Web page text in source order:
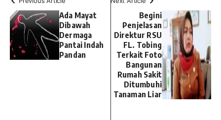
Ada Mayat
Dibawah
Dermaga
Pantai Indah
Pandan
Begini
Penjelasan
Direktur RSU
FL. Tobing
Terkait Foto
Bangunan
Rumah Sakit
Ditumbuhi
Tanaman Liar